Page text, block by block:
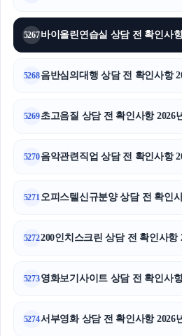
5267바이올린연습실 상담 전 확인사
5268음반심의대행 상담 전 확인사항
5269초고음질 상담 전 확인사항 2026
5270음악관련직업 상담 전 확인사항
5271 오피스텔신규분양 상담 전 확인
5272200인치스크린 상담 전 확인사항
5273영화보기사이트 상담 전 확인사
5274서부영화 상담 전 확인사항 2026